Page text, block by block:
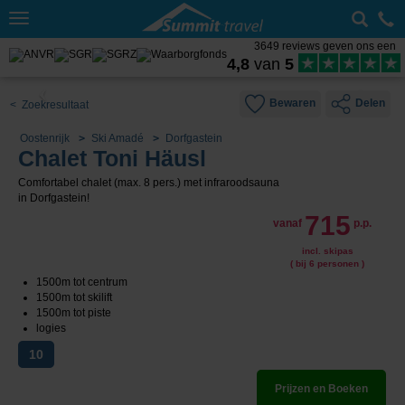
Toggle
3649 reviews geven ons een
4,8 van 5
< Zoekresultaat Bewaren Delen
Oostenrijk Ski Amadé Dorfgastein
Chalet Toni Häusl
Comfortabel chalet (max. 8 pers.) met infraroodsauna
in Dorfgastein!
vanaf 715 p.p.
incl. skipas
( bij 6 personen )
1500m tot centrum
1500m tot skilift
1500m tot piste
logies
10
Prijzen en Boeken